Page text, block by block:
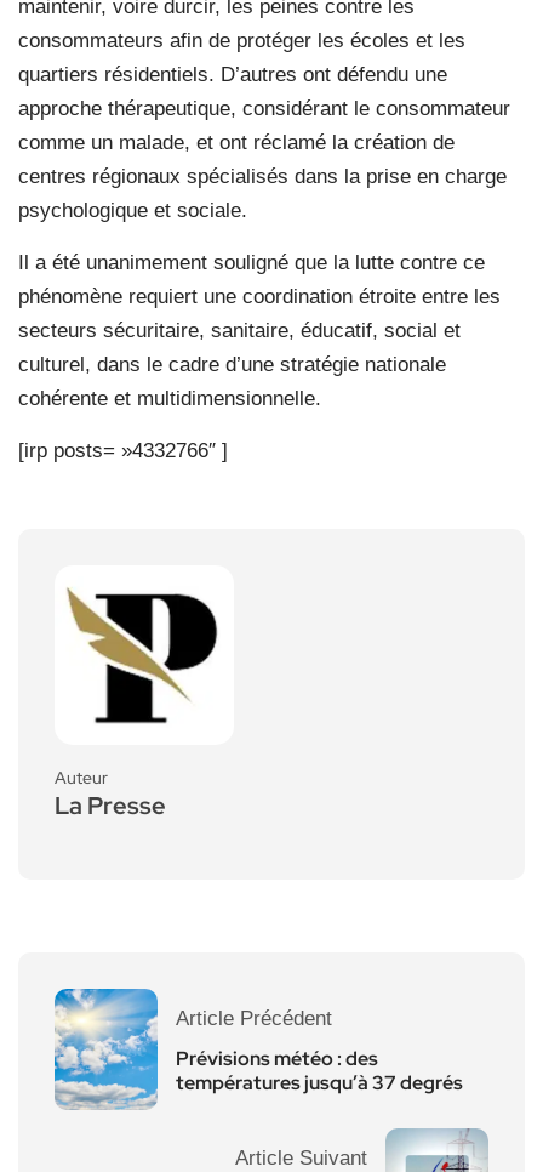
maintenir, voire durcir, les peines contre les
consommateurs afin de protéger les écoles et les
quartiers résidentiels. D’autres ont défendu une
approche thérapeutique, considérant le consommateur
comme un malade, et ont réclamé la création de
centres régionaux spécialisés dans la prise en charge
psychologique et sociale.
Il a été unanimement souligné que la lutte contre ce
phénomène requiert une coordination étroite entre les
secteurs sécuritaire, sanitaire, éducatif, social et
culturel, dans le cadre d’une stratégie nationale
cohérente et multidimensionnelle.
[irp posts= »4332766″ ]
Auteur
La Presse
Article Précédent
Prévisions météo : des
températures jusqu’à 37 degrés
Article Suivant